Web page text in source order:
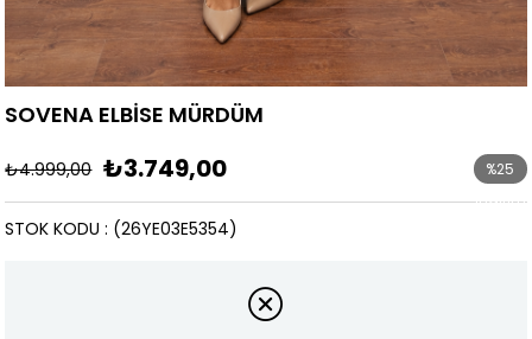
SOVENA ELBİSE MÜRDÜM
₺4.999,00 ₺3.749,00 %25
İndirim
(26YE03E5354)
STOK KODU